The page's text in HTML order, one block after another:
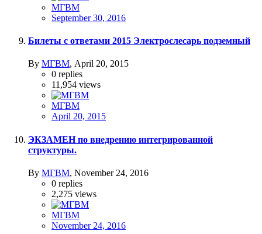
МГВМ
September 30, 2016
Билеты с ответами 2015 Электрослесарь подземный
By МГВМ, April 20, 2015
0 replies
11,954 views
МГВМ
April 20, 2015
ЭКЗАМЕН по внедрению интегрированной
структуры.
By МГВМ, November 24, 2016
0 replies
2,275 views
МГВМ
November 24, 2016